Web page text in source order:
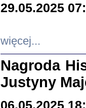
29.05.2025
więcej...
Nagroda
Justyny
06.05.2025